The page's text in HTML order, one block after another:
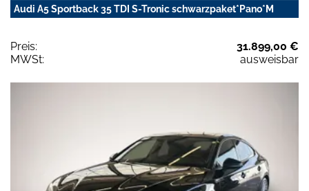
Audi A5 Sportback 35 TDI S-Tronic schwarzpaket*Pano*M
Preis:
31.899,00 €
MWSt:
ausweisbar